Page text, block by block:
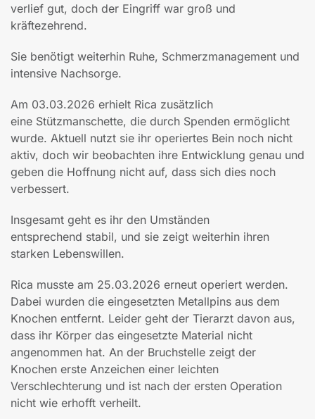
verlief gut, doch der Eingriff war groß und
kräftezehrend.
Sie benötigt weiterhin Ruhe, Schmerzmanagement und
intensive Nachsorge.
Am 03.03.2026 erhielt Rica zusätzlich
eine Stützmanschette, die durch Spenden ermöglicht
wurde. Aktuell nutzt sie ihr operiertes Bein noch nicht
aktiv, doch wir beobachten ihre Entwicklung genau und
geben die Hoffnung nicht auf, dass sich dies noch
verbessert.
Insgesamt geht es ihr den Umständen
entsprechend stabil, und sie zeigt weiterhin ihren
starken Lebenswillen.
Rica musste am 25.03.2026 erneut operiert werden.
Dabei wurden die eingesetzten Metallpins aus dem
Knochen entfernt. Leider geht der Tierarzt davon aus,
dass ihr Körper das eingesetzte Material nicht
angenommen hat. An der Bruchstelle zeigt der
Knochen erste Anzeichen einer leichten
Verschlechterung und ist nach der ersten Operation
nicht wie erhofft verheilt.